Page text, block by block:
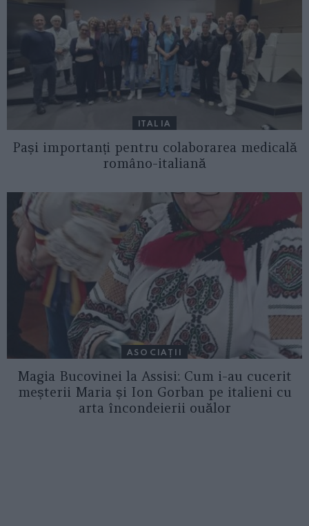
ITALIA
Pași importanți pentru colaborarea medicală
româno-italiană
ASOCIAŢII
Magia Bucovinei la Assisi: Cum i-au cucerit
meșterii Maria și Ion Gorban pe italieni cu
arta încondeierii ouălor